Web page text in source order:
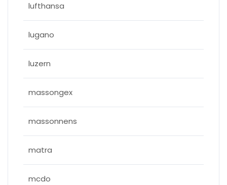
lufthansa
lugano
luzern
massongex
massonnens
matra
mcdo